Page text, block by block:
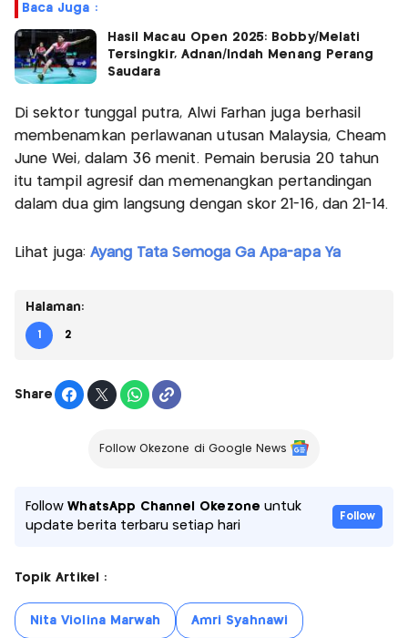
Baca Juga :
Hasil Macau Open 2025: Bobby/Melati
Tersingkir, Adnan/Indah Menang Perang
Saudara
Di sektor tunggal putra, Alwi Farhan juga berhasil
membenamkan perlawanan utusan Malaysia, Cheam
June Wei, dalam 36 menit. Pemain berusia 20 tahun
itu tampil agresif dan memenangkan pertandingan
dalam dua gim langsung dengan skor 21-16, dan 21-14.
Lihat juga: Ayang Tata Semoga Ga Apa-apa Ya
Halaman:
1 2
Share
Follow Okezone di Google News
FollowWhatsApp Channel Okezone untuk
update berita terbaru setiap hari
Follow
Topik Artikel :
Nita Violina Marwah Amri Syahnawi